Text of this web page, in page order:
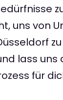
uns von
zu
lass uns
für